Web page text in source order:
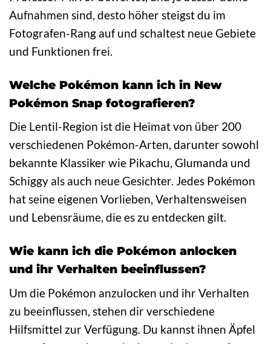
Aufnahmen sind, desto höher steigst du im
Fotografen-Rang auf und schaltest neue Gebiete
und Funktionen frei.
Welche Pokémon kann ich in New
Pokémon Snap fotografieren?
Die Lentil-Region ist die Heimat von über 200
verschiedenen Pokémon-Arten, darunter sowohl
bekannte Klassiker wie Pikachu, Glumanda und
Schiggy als auch neue Gesichter. Jedes Pokémon
hat seine eigenen Vorlieben, Verhaltensweisen
und Lebensräume, die es zu entdecken gilt.
Wie kann ich die Pokémon anlocken
und ihr Verhalten beeinflussen?
Um die Pokémon anzulocken und ihr Verhalten
zu beeinflussen, stehen dir verschiedene
Hilfsmittel zur Verfügung. Du kannst ihnen Äpfel